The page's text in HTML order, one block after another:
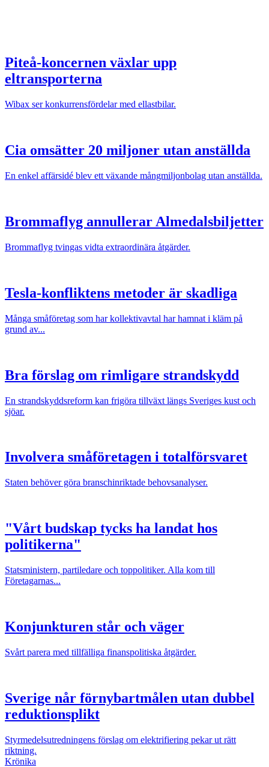
Piteå-koncernen växlar upp
eltransporterna
Wibax ser konkurrensfördelar med ellastbilar.
Cia omsätter 20 miljoner utan anställda
En enkel affärsidé blev ett växande mångmiljonbolag utan anställda.
Brommaflyg annullerar Almedalsbiljetter
Brommaflyg tvingas vidta extraordinära åtgärder.
Tesla-konfliktens metoder är skadliga
Många småföretag som har kollektivavtal har hamnat i kläm på
grund av...
Bra förslag om rimligare strandskydd
En strandskyddsreform kan frigöra tillväxt längs Sveriges kust och
sjöar.
Involvera småföretagen i totalförsvaret
Staten behöver göra branschinriktade behovsanalyser.
"Vårt budskap tycks ha landat hos
politikerna"
Statsministern, partiledare och toppolitiker. Alla kom till
Företagarnas...
Konjunkturen står och väger
Svårt parera med tillfälliga finanspolitiska åtgärder.
Sverige når förnybartmålen utan dubbel
reduktionsplikt
Styrmedelsutredningens förslag om elektrifiering pekar ut rätt
riktning.
Krönika